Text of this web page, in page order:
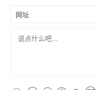
网址